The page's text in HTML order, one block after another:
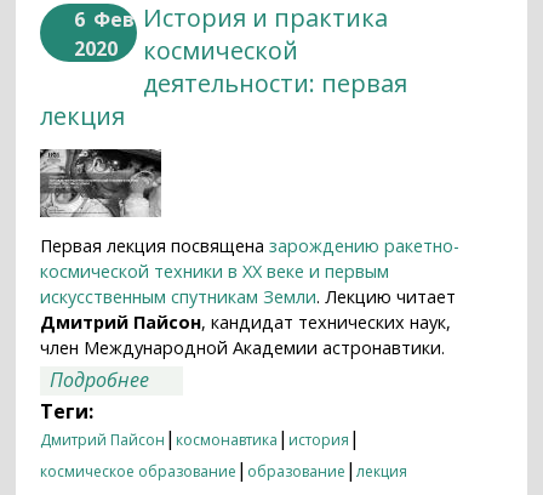
6 Фев
2020
История и практика
космической
деятельности: первая
лекция
Первая лекция посвященазарождению ракетно-
космической техники в XX веке и первым
искусственным спутникам Земли. Лекцию читает
Дмитрий Пайсон, кандидат технических наук,
член Международной Академии астронавтики.
Подробнее
Теги:
Дмитрий Пайсон | космонавтика | история |
космическое образование | образование |лекция